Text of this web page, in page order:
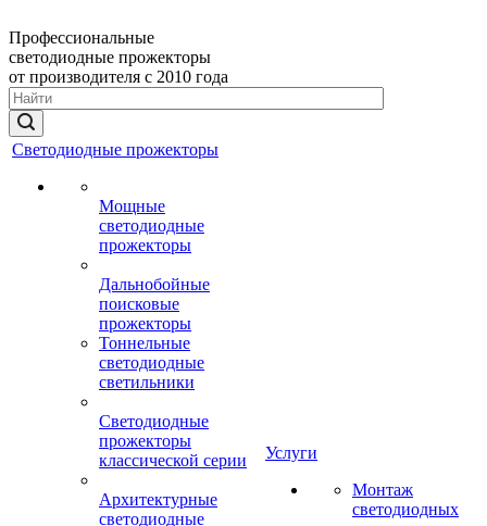
Профессиональные
светодиодные прожекторы
от производителя с 2010 года
Светодиодные прожекторы
Мощные
светодиодные
прожекторы
Дальнобойные
поисковые
прожекторы
Тоннельные
светодиодные
светильники
Светодиодные
прожекторы
классической серии
Архитектурные
светодиодные
Услуги
Монтаж
светодиодных